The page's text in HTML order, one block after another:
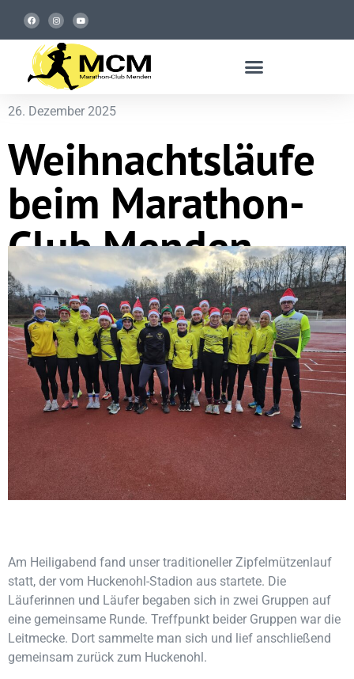
26. Dezember 2025
Weihnachtsläufe
beim Marathon-
Club Menden
Am Heiligabend fand unser traditioneller Zipfelmützenlauf
statt, der vom Huckenohl-Stadion aus startete. Die
Läuferinnen und Läufer begaben sich in zwei Gruppen auf
eine gemeinsame Runde. Treffpunkt beider Gruppen war die
Leitmecke. Dort sammelte man sich und lief anschließend
gemeinsam zurück zum Huckenohl.